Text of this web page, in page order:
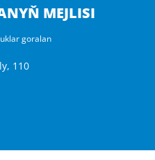
MEJLISI
goralan
110